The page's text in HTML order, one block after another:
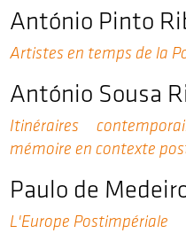
António Pinto
Artistes en temps de la
António Sousa
Itinéraires
mémoire en contexte
Paulo de
L'Europe Postimpériale